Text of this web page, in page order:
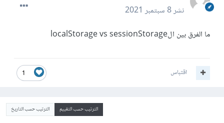
نشر8 سبتمبر 2021
ما الفرق بين الlocalStorage vs sessionStorage
1 اقتباس
الترتيب حسب التقييم الترتيب حسب التاريخ